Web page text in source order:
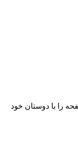
را با دوستان خود